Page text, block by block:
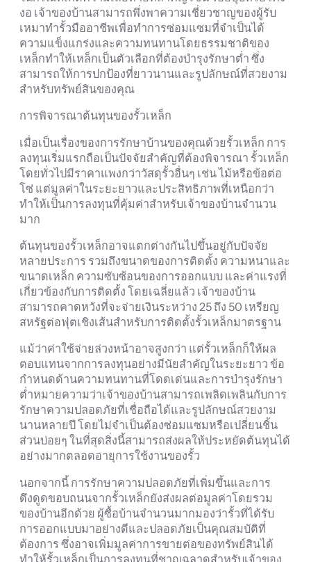
งอ เจ้าของบ้านสามารถพึ่งพาความเชี่ยวชาญของผู้รับ
เหมาทำรั้วมืออาชีพเพื่อทำการซ่อมแซมที่จำเป็นได้
ความแข็งแกร่งและความทนทานโดยธรรมชาติของ
เหล็กทำให้เหล็กเป็นตัวเลือกที่ต้องบำรุงรักษาต่ำ ซึ่ง
สามารถให้การปกป้องที่ยาวนานและรูปลักษณ์ที่สวยงาม
สำหรับทรัพย์สินของคุณ
การพิจารณาต้นทุนของรั้วเหล็ก
เมื่อเป็นเรื่องของการรักษาบ้านของคุณด้วยรั้วเหล็ก การ
ลงทุนเริ่มแรกถือเป็นปัจจัยสำคัญที่ต้องพิจารณา รั้วเหล็ก
โดยทั่วไปมีราคาแพงกว่าวัสดุรั้วอื่นๆ เช่น ไม้หรือข้อต่อ
โซ่ แต่มูลค่าในระยะยาวและประสิทธิภาพที่เหนือกว่า
ทำให้เป็นการลงทุนที่คุ้มค่าสำหรับเจ้าของบ้านจำนวน
มาก
ต้นทุนของรั้วเหล็กอาจแตกต่างกันไปขึ้นอยู่กับปัจจัย
หลายประการ รวมถึงขนาดของการติดตั้ง ความหนาและ
ขนาดเหล็ก ความซับซ้อนของการออกแบบ และค่าแรงที่
เกี่ยวข้องกับการติดตั้ง โดยเฉลี่ยแล้ว เจ้าของบ้าน
สามารถคาดหวังที่จะจ่ายเงินระหว่าง 25 ถึง 50 เหรียญ
สหรัฐต่อฟุตเชิงเส้นสำหรับการติดตั้งรั้วเหล็กมาตรฐาน
แม้ว่าค่าใช้จ่ายล่วงหน้าอาจสูงกว่า แต่รั้วเหล็กก็ให้ผล
ตอบแทนจากการลงทุนอย่างมีนัยสำคัญในระยะยาว ข้อ
กำหนดด้านความทนทานที่โดดเด่นและการบำรุงรักษา
ต่ำหมายความว่าเจ้าของบ้านสามารถเพลิดเพลินกับการ
รักษาความปลอดภัยที่เชื่อถือได้และรูปลักษณ์สวยงาม
นานหลายปี โดยไม่จำเป็นต้องซ่อมแซมหรือเปลี่ยนชิ้น
ส่วนบ่อยๆ ในที่สุดสิ่งนี้สามารถส่งผลให้ประหยัดต้นทุนได้
อย่างมากตลอดอายุการใช้งานของรั้ว
นอกจากนี้ การรักษาความปลอดภัยที่เพิ่มขึ้นและการ
ดึงดูดขอบถนนจากรั้วเหล็กยังส่งผลต่อมูลค่าโดยรวม
ของบ้านอีกด้วย ผู้ซื้อบ้านจำนวนมากมองว่ารั้วที่ได้รับ
การออกแบบมาอย่างดีและปลอดภัยเป็นคุณสมบัติที่
ต้องการ ซึ่งอาจเพิ่มมูลค่าการขายต่อของทรัพย์สินได้
ทำให้รั้วเหล็กเป็นการลงทุนที่ชาญฉลาดสำหรับเจ้าของ